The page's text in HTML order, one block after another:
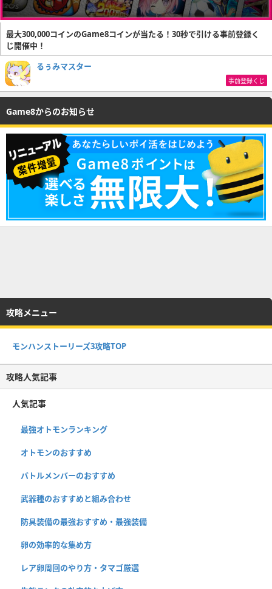
最大300,000コインのGame8コインが当たる！30秒で引ける事前登録く
じ開催中！
るぅみマスター
事前登録くじ
Game8からのお知らせ
攻略メニュー
モンハンストーリーズ3攻略TOP
攻略人気記事
人気記事
最強オトモンランキング
オトモンのおすすめ
バトルメンバーのおすすめ
武器種のおすすめと組み合わせ
防具装備の最強おすすめ・最強装備
卵の効率的な集め方
レア卵周回のやり方・タマゴ厳選